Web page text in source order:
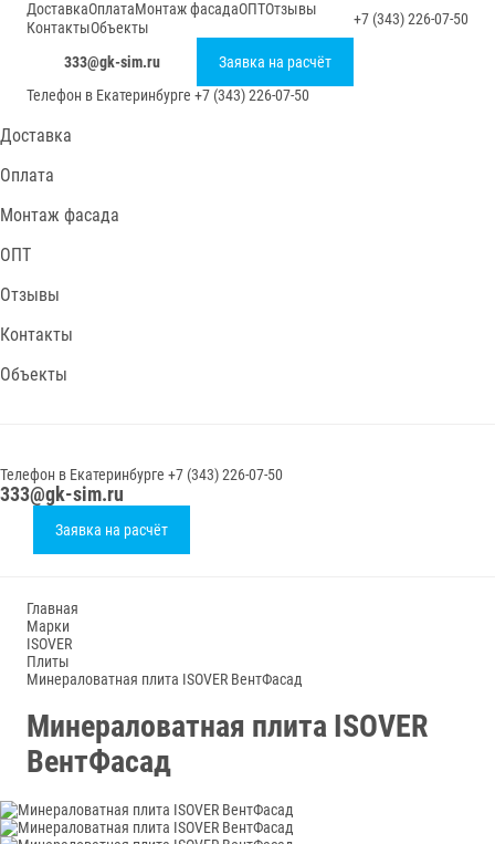
ДоставкаОплатаМонтаж фасадаОПТОтзывы
КонтактыОбъекты +7 (343) 226-07-50
333@gk-sim.ru
Заявка на расчёт
Телефон в Екатеринбурге +7 (343) 226-07-50
Доставка
Оплата
Монтаж фасада
ОПТ
Отзывы
Контакты
Объекты
Телефон в Екатеринбурге +7 (343) 226-07-50
333@gk-sim.ru
Заявка на расчёт
Главная
Марки
ISOVER
Плиты
Минераловатная плита ISOVER ВентФасад
Минераловатная плита ISOVER
ВентФасад